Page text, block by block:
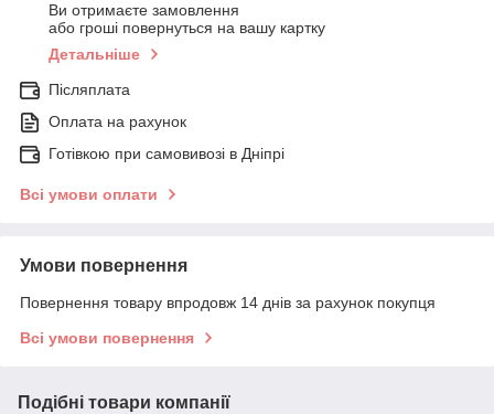
Ви отримаєте замовлення
або гроші повернуться на вашу картку
Детальніше
Післяплата
Оплата на рахунок
Готівкою при самовивозі в Дніпрі
Всі умови оплати
Умови повернення
Повернення товару впродовж 14 днів за рахунок покупця
Всі умови повернення
Подібні товари компанії